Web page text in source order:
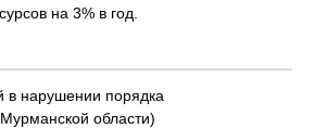
на 3% в год.
в нарушении порядка
области)